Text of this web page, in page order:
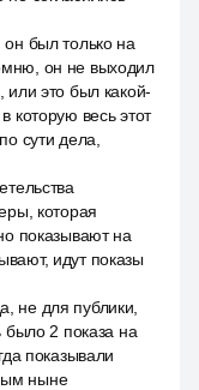
был только на
он не выходил
или это был какой-
которую весь этот
сути дела,
которая
показывают на
идут показы
не для публики,
было 2 показа на
показывали
ныне